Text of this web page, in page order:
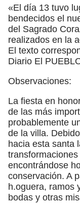
«El día 13 tuvo
bendecidos el
del Sagrado
realizados en la
El texto
Diario El
Observaciones:
La fiesta en
de las más
probablemente
de la villa.
hacia esta santa
encontrándose
conservación. A
h.oguera, ramos
bodas y otras